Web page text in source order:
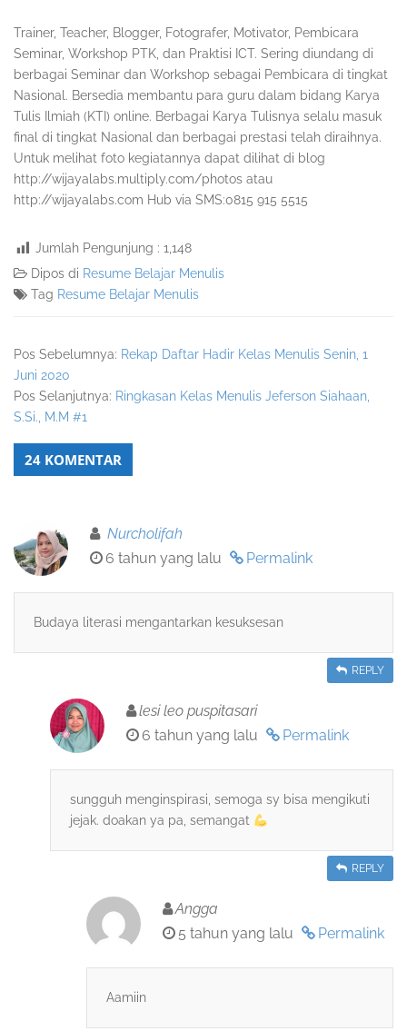
Trainer, Teacher, Blogger, Fotografer, Motivator, Pembicara
Seminar, Workshop PTK, dan Praktisi ICT. Sering diundang di
berbagai Seminar dan Workshop sebagai Pembicara di tingkat
Nasional. Bersedia membantu para guru dalam bidang Karya
Tulis Ilmiah (KTI) online. Berbagai Karya Tulisnya selalu masuk
final di tingkat Nasional dan berbagai prestasi telah diraihnya.
Untuk melihat foto kegiatannya dapat dilihat di blog
http://wijayalabs.multiply.com/photos atau
http://wijayalabs.com Hub via SMS:0815 915 5515
Jumlah Pengunjung : 1,148
Dipos di Resume Belajar Menulis
Tag Resume Belajar Menulis
Pos Sebelumnya: Rekap Daftar Hadir Kelas Menulis Senin, 1
Juni 2020
Pos Selanjutnya: Ringkasan Kelas Menulis Jeferson Siahaan,
S.Si., M.M #1
24 KOMENTAR
Nurcholifah
6 tahun yang lalu
Permalink
Budaya literasi mengantarkan kesuksesan
REPLY
lesi leo puspitasari
6 tahun yang lalu
Permalink
sungguh menginspirasi, semoga sy bisa mengikuti
jejak. doakan ya pa, semangat
REPLY
Angga
5 tahun yang lalu
Permalink
Aamiin